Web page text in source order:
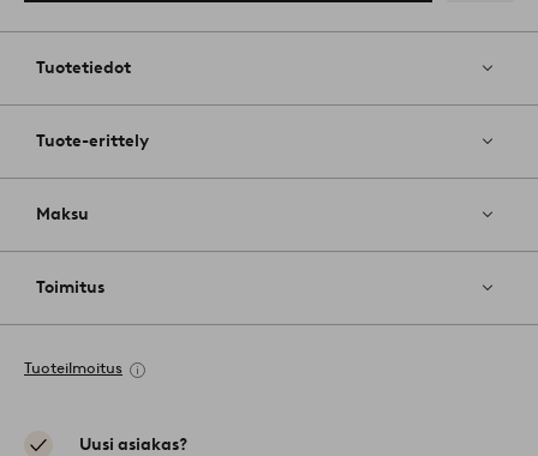
Tuotetiedot
Tuote-erittely
Maksu
Toimitus
Tuoteilmoitus
Uusi asiakas?